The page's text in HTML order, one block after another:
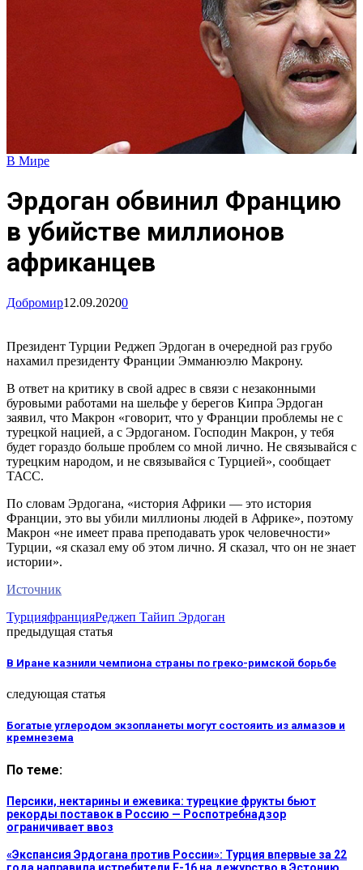
В Мире
Эрдоган обвинил Францию
в убийстве миллионов
африканцев
Добромир12.09.20200
Президент Турции Реджеп Эрдоган в очередной раз грубо
нахамил президенту Франции Эмманюэлю Макрону.
В ответ на критику в свой адрес в связи с незаконными
буровыми работами на шельфе у берегов Кипра Эрдоган
заявил, что Макрон «говорит, что у Франции проблемы не с
турецкой нацией, а с Эрдоганом. Господин Макрон, у тебя
будет гораздо больше проблем со мной лично. Не связывайся с
турецким народом, и не связывайся с Турцией», сообщает
ТАСС.
По словам Эрдогана, «история Африки — это история
Франции, это вы убили миллионы людей в Африке», поэтому
Макрон «не имеет права преподавать урок человечности»
Турции, «я сказал ему об этом лично. Я сказал, что он не знает
истории».
Источник
ТурцияфранцияРеджеп Тайип Эрдоган
предыдущая статья
В Иране казнили чемпиона страны по греко-римской борьбе
следующая статья
Богатые углеродом экзопланеты могут состояить из алмазов и
кремнезема
По теме:
Персики, нектарины и ежевика: турецкие фрукты бьют
рекорды поставок в Россию — Роспотребнадзор
ограничивает ввоз
«Экспансия Эрдогана против России»: Турция впервые за 22